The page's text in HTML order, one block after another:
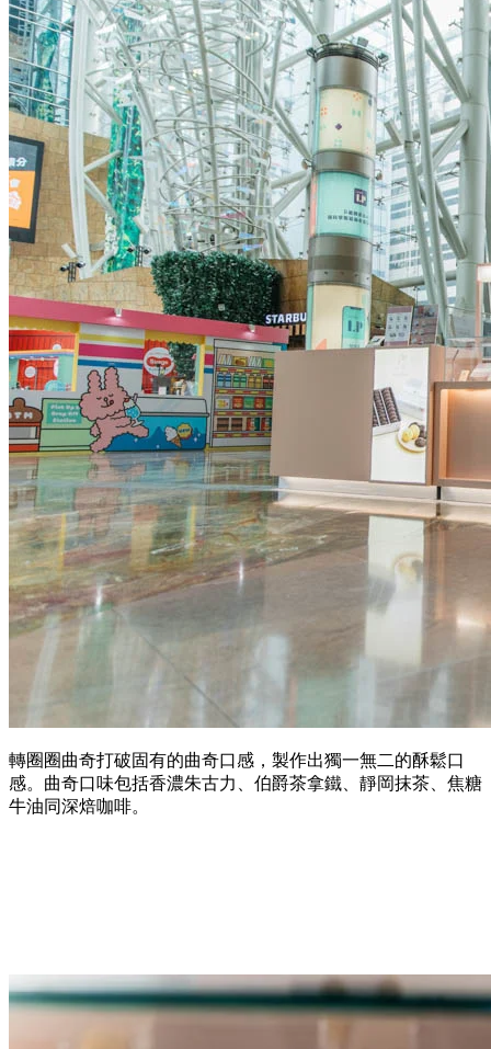
轉圈圈曲奇打破固有的曲奇口感，製作出獨一無二的酥鬆口
感。曲奇口味包括香濃朱古力、伯爵茶拿鐵、靜岡抹茶、焦糖
牛油同深焙咖啡。